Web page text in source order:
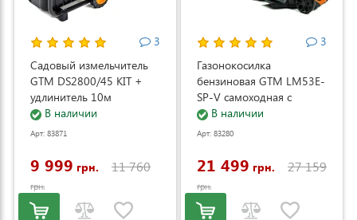
3
Садовый измельчитель
GTM DS2800/45 KIT +
удлинитель 10м
(DS2800/45_KIT+ext.cord)
В наличии
Арт: 83871
9 999 грн. 11 760
грн.
3
Газонокосилка
бензиновая GTM LM53E-
SP-V самоходная с
электростартером и
регулировкой скорости
В наличии
Арт: 83280
21 499 грн. 27 159
грн.